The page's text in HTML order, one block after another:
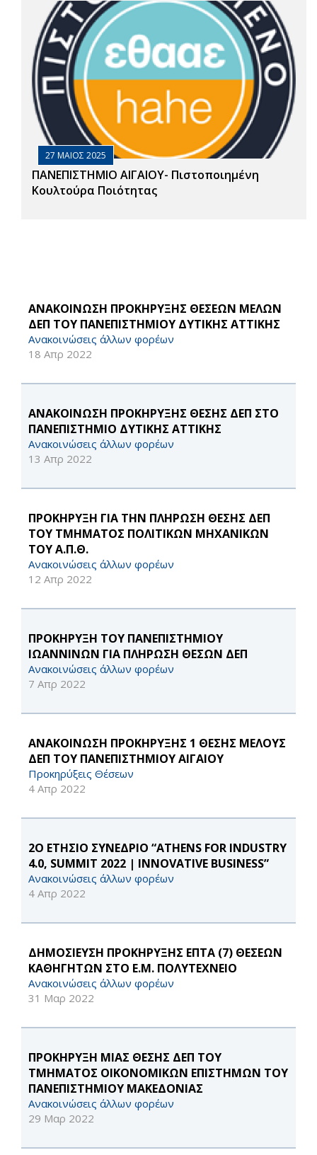
27 ΜΑΙΟΣ 2025
ΠΑΝΕΠΙΣΤΗΜΙΟ ΑΙΓΑΙΟΥ- Πιστοποιημένη
Κουλτούρα Ποιότητας
ΑΝΑΚΟΙΝΩΣΗ ΠΡΟΚΗΡΥΞΗΣ ΘΕΣΕΩΝ ΜΕΛΩΝ
ΔΕΠ ΤΟΥ ΠΑΝΕΠΙΣΤΗΜΙΟΥ ΔΥΤΙΚΗΣ ΑΤΤΙΚΗΣ
Ανακοινώσεις άλλων φορέων
18 Απρ 2022
ΑΝΑΚΟΙΝΩΣΗ ΠΡΟΚΗΡΥΞΗΣ ΘΕΣΗΣ ΔΕΠ ΣΤΟ
ΠΑΝΕΠΙΣΤΗΜΙΟ ΔΥΤΙΚΗΣ ΑΤΤΙΚΗΣ
Ανακοινώσεις άλλων φορέων
13 Απρ 2022
ΠΡΟΚΗΡΥΞΗ ΓΙΑ ΤΗΝ ΠΛΗΡΩΣΗ ΘΕΣΗΣ ΔΕΠ
ΤΟΥ ΤΜΗΜΑΤΟΣ ΠΟΛΙΤΙΚΩΝ ΜΗΧΑΝΙΚΩΝ
ΤΟΥ Α.Π.Θ.
Ανακοινώσεις άλλων φορέων
12 Απρ 2022
ΠΡΟΚΗΡΥΞΗ ΤΟΥ ΠΑΝΕΠΙΣΤΗΜΙΟΥ
ΙΩΑΝΝΙΝΩΝ ΓΙΑ ΠΛΗΡΩΣΗ ΘΕΣΩΝ ΔΕΠ
Ανακοινώσεις άλλων φορέων
7 Απρ 2022
ΑΝΑΚΟΙΝΩΣΗ ΠΡΟΚΗΡΥΞΗΣ 1 ΘΕΣΗΣ ΜΕΛΟΥΣ
ΔΕΠ ΤΟΥ ΠΑΝΕΠΙΣΤΗΜΙΟΥ ΑΙΓΑΙΟΥ
Προκηρύξεις Θέσεων
4 Απρ 2022
2O ΕΤΗΣΙΟ ΣΥΝΕΔΡΙΟ “ATHENS FOR INDUSTRY
4.0, SUMMIT 2022 | INNOVATIVE BUSINESS”
Ανακοινώσεις άλλων φορέων
4 Απρ 2022
ΔΗΜΟΣΙΕΥΣΗ ΠΡΟΚΗΡΥΞΗΣ ΕΠΤΑ (7) ΘΕΣΕΩΝ
ΚΑΘΗΓΗΤΩΝ ΣΤΟ Ε.Μ. ΠΟΛΥΤΕΧΝΕΙΟ
Ανακοινώσεις άλλων φορέων
31 Μαρ 2022
ΠΡΟΚΗΡΥΞΗ ΜΙΑΣ ΘΕΣΗΣ ΔΕΠ ΤΟΥ
ΤΜΗΜΑΤΟΣ ΟΙΚΟΝΟΜΙΚΩΝ ΕΠΙΣΤΗΜΩΝ ΤΟΥ
ΠΑΝΕΠΙΣΤΗΜΙΟΥ ΜΑΚΕΔΟΝΙΑΣ
Ανακοινώσεις άλλων φορέων
29 Μαρ 2022